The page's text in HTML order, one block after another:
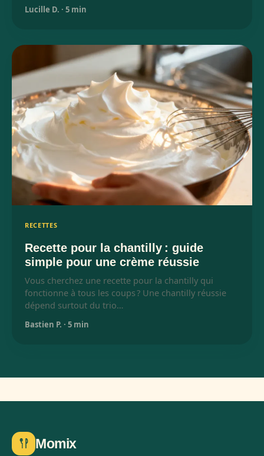
Lucille D. · 5 min
RECETTES
Recette pour la chantilly : guide
simple pour une crème réussie
Vous cherchez une recette pour la chantilly qui
fonctionne à tous les coups ? Une chantilly réussie
dépend surtout du trio…
Bastien P. · 5 min
Momix